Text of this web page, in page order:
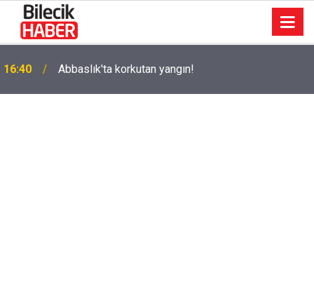
16:40 Abbaslık'ta korkutan yangın!